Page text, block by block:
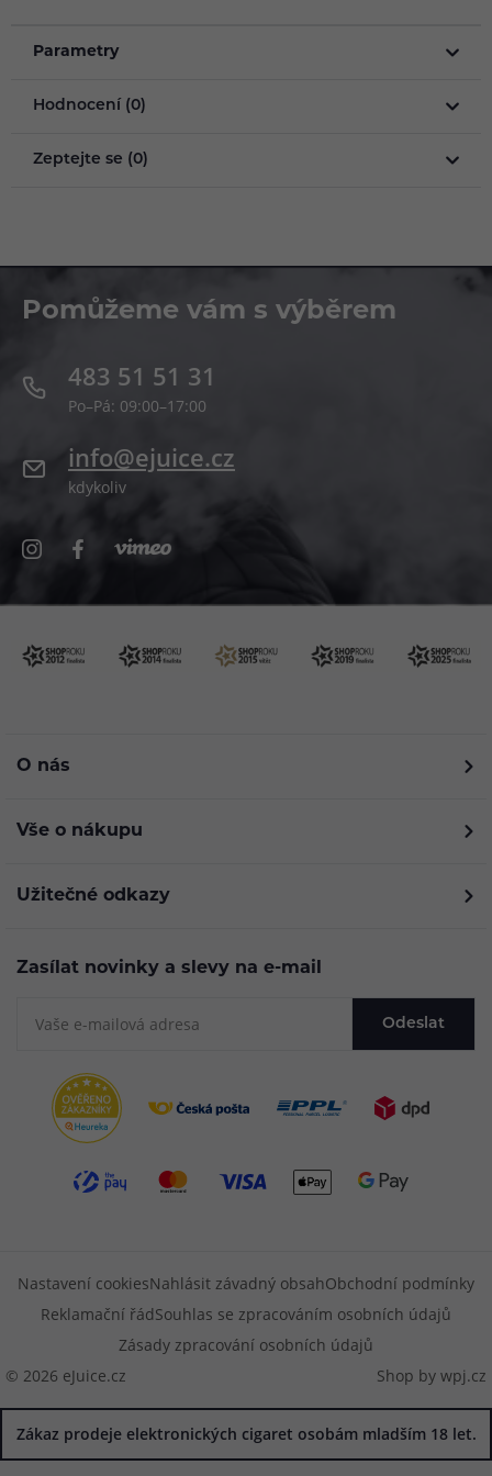
Parametry
Hodnocení (0)
Zeptejte se (0)
Pomůžeme vám s výběrem
483 51 51 31
Po–Pá: 09:00–17:00
info@ejuice.cz
kdykoliv
O nás
Vše o nákupu
Užitečné odkazy
Zasílat novinky a slevy na e-mail
Odeslat
© 2026 eJuice.cz
Nastavení cookiesNahlásit závadný obsahObchodní podmínky
Reklamační řádSouhlas se zpracováním osobních údajů
Zásady zpracování osobních údajů
Shop by wpj.cz
Zákaz prodeje elektronických cigaret osobám mladším 18 let.